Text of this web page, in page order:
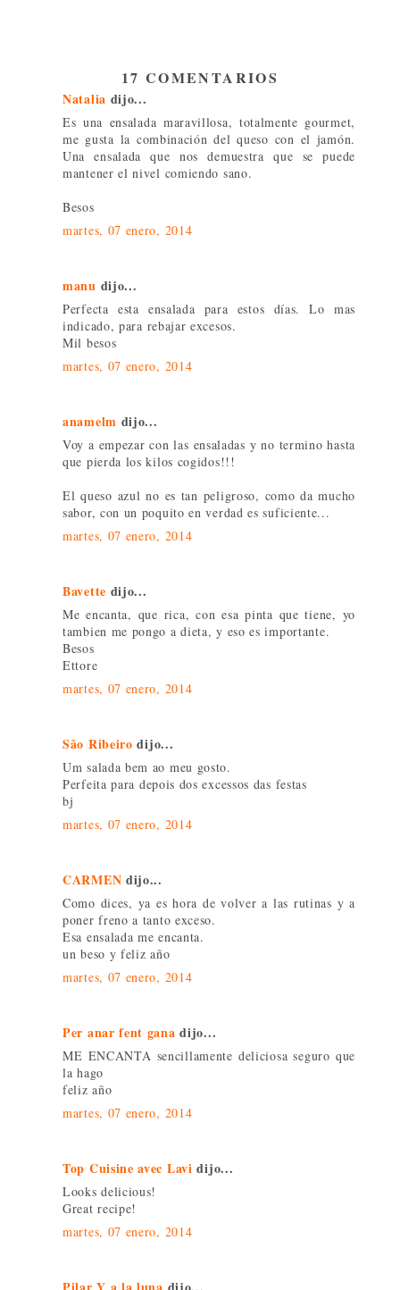
17 COMENTARIOS
Natalia dijo...
Es una ensalada maravillosa, totalmente gourmet,
me gusta la combinación del queso con el jamón.
Una ensalada que nos demuestra que se puede
mantener el nivel comiendo sano.
Besos
martes, 07 enero, 2014
manu dijo...
Perfecta esta ensalada para estos días. Lo mas
indicado, para rebajar excesos.
Mil besos
martes, 07 enero, 2014
anamelm dijo...
Voy a empezar con las ensaladas y no termino hasta
que pierda los kilos cogidos!!!
El queso azul no es tan peligroso, como da mucho
sabor, con un poquito en verdad es suficiente...
martes, 07 enero, 2014
Bavette dijo...
Me encanta, que rica, con esa pinta que tiene, yo
tambien me pongo a dieta, y eso es importante.
Besos
Ettore
martes, 07 enero, 2014
São Ribeiro dijo...
Um salada bem ao meu gosto.
Perfeita para depois dos excessos das festas
bj
martes, 07 enero, 2014
CARMEN dijo...
Como dices, ya es hora de volver a las rutinas y a
poner freno a tanto exceso.
Esa ensalada me encanta.
un beso y feliz año
martes, 07 enero, 2014
Per anar fent gana dijo...
ME ENCANTA sencillamente deliciosa seguro que
la hago
feliz año
martes, 07 enero, 2014
Top Cuisine avec Lavi dijo...
Looks delicious!
Great recipe!
martes, 07 enero, 2014